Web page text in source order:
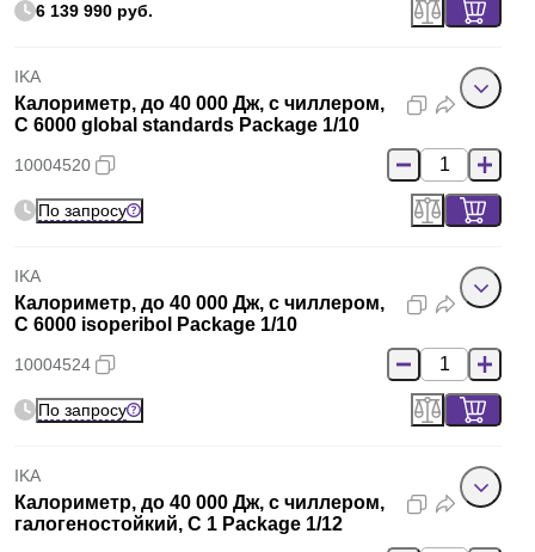
6 139 990 руб.
IKA
Калориметр, до 40 000 Дж, с чиллером,
C 6000 global standards Package 1/10
10004520
По запросу
IKA
Калориметр, до 40 000 Дж, с чиллером,
C 6000 isoperibol Package 1/10
10004524
По запросу
IKA
Калориметр, до 40 000 Дж, с чиллером,
галогеностойкий, C 1 Package 1/12